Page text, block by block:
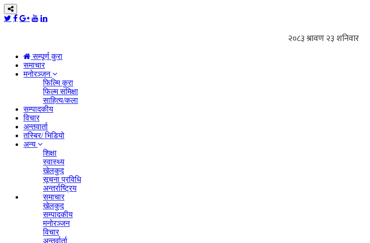
सम्पूर्ण कुरा
समाचार
मनोरञ्जन
फिल्मि कुरा
फिल्म समिक्षा
साहित्य/कला
सम्पादकीय
विचार
अन्तवार्ता
तस्बिर/ भिडियो
अन्य
शिक्षा
स्वास्थ्य
खेलकुद
सूचना प्रविधि
अन्तर्राष्ट्रिय
समाचार
खेलकुद
सम्पादकीय
मनोरञ्जन
विचार
अन्तर्वार्ता